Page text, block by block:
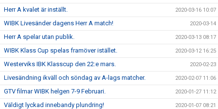
Herr A kvalet är inställt. 2020-03-16 10:07
WIBK Livesänder dagens Herr A match! 2020-03-14
Herr A spelar utan publik. 2020-03-13 08:17
WIBK Klass Cup spelas framöver istället. 2020-03-12 16:25
Westerviks IBK Klasscup den 22:e mars. 2020-02-23
Livesändning ikväll och söndag av A-lags matcher. 2020-02-07 11:06
GTV filmar WIBK helgen 7-9 Februari. 2020-01-27 11:12
Väldigt lyckad innebandy plundring! 2020-01-07 08:21